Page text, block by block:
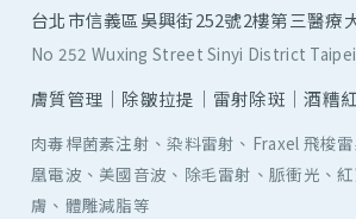
台北市信義區吳興街252號2樓第三醫療
No 252 Wuxing Street Sinyi District Taipei
膚質管理｜除皺拉提｜雷射除斑｜酒糟
肉毒桿菌素注射、染料雷射、Fraxel 飛梭
凰電波、美國音波、除毛雷射、脈衝光、
膚、體雕減脂等